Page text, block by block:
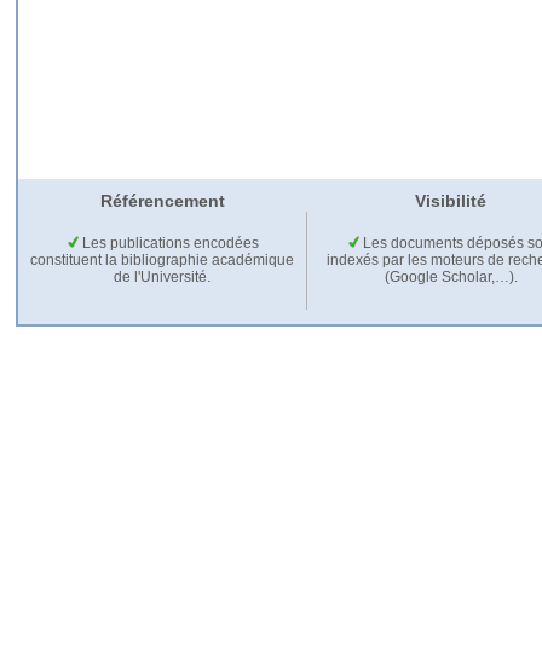
Référencement Visibilité
Les publications encodées
constituent la bibliographie académique
de l'Université.
Les documents déposés
indexés par les moteurs de
(Google Scholar,…).